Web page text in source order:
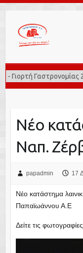
Νέο
Ναπ.
papadmin 17
Νέο κατάστημα
Παπαϊωάννου Α.Ε
Δείτε τις